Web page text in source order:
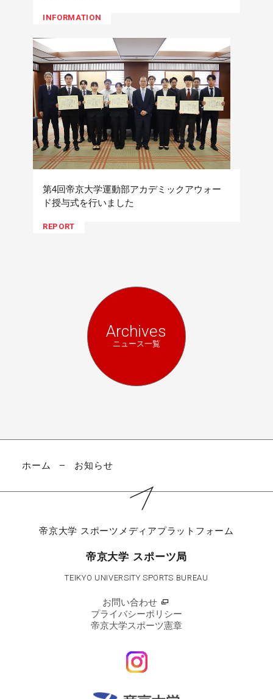
INFORMATION
第4回帝京大学運動部アカデミックアウォー
ド授与式を行いました
REPORT
Archives
ニュース一覧
ホーム お知らせ
帝京大学 スポーツメディアプラットフォーム
帝京大学 スポーツ局
TEIKYO UNIVERSITY SPORTS BUREAU
お問い合わせ
プライバシーポリシー
帝京大学スポーツ憲章